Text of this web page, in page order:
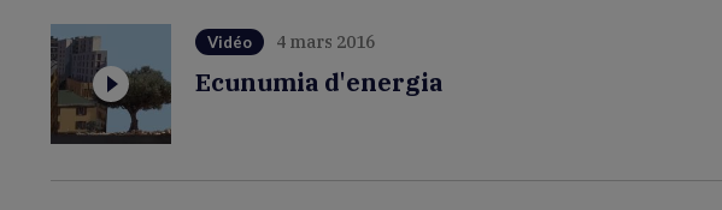
Vidéo 4 mars 2016
Ecunumia d'energia